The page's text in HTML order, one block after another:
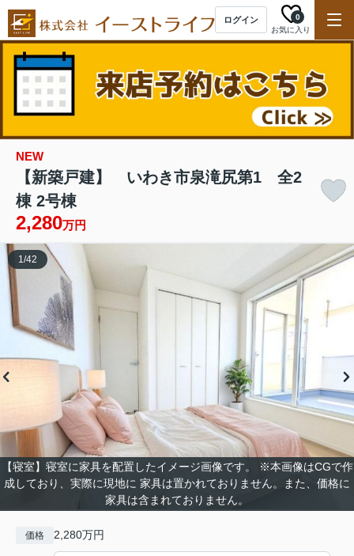
ログイン
お気に入り
0
NEW
【新築戸建】 いわき市泉滝尻第1 全2
棟 2号棟
2,280万円
【寝室】寝室に家具を配置したイメージ画像です。 ※本画像はCGで作
成しており、実際に現地に 家具は置かれておりません。また、価格に
家具は含まれておりません。
1/42
価格 2,280万円